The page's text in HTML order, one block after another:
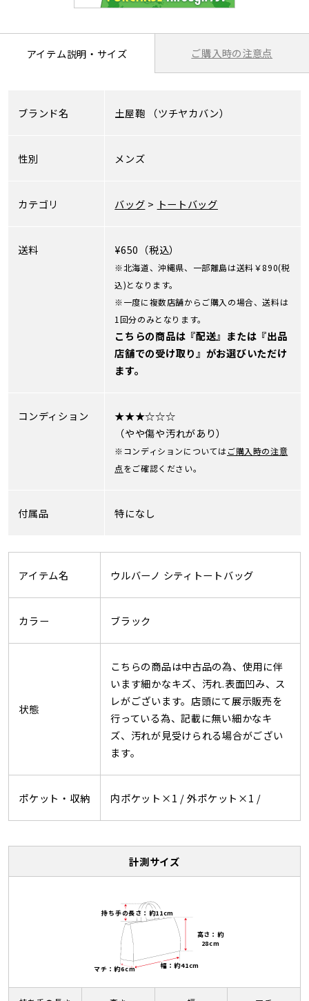
アイテム説明・サイズ ご購入時の注意点
ブランド名 土屋鞄 （ツチヤカバン）
性別 メンズ
カテゴリ バッグ > トートバッグ
送料 ¥650（税込）
※北海道、沖縄県、一部離島は送料￥890(税
込)となります。
※一度に複数店舗からご購入の場合、送料は
1回分のみとなります。
こちらの商品は『配送』または『出品
店舗での受け取り』がお選びいただけ
ます。
コンディション
★★★☆☆☆
（やや傷や汚れがあり）
※コンディションについてはご購入時の注意
点をご確認ください。
付属品 特になし
アイテム名 ウルバーノ シティトートバッグ
カラー ブラック
状態
こちらの商品は中古品の為、使用に伴
います細かなキズ、汚れ.表面凹み、ス
レがございます。店頭にて展示販売を
行っている為、記載に無い細かなキ
ズ、汚れが見受けられる場合がござい
ます。
ポケット・収納 内ポケット×1 / 外ポケット×1 /
計測サイズ
持ち手の長さ：約11cm
高さ：約
28cm
幅：約41cm
マチ：約6cm